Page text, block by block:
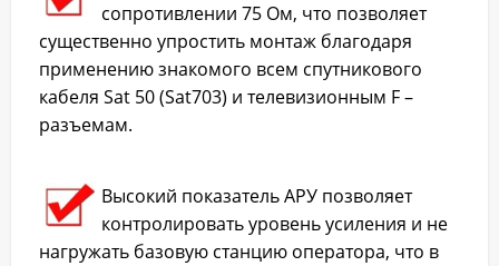
сопротивлении 75 Ом, что позволяет
существенно упростить монтаж благодаря
применению знакомого всем спутникового
кабеля Sat 50 (Sat703) и телевизионным F –
разъемам.
Высокий показатель АРУ позволяет
контролировать уровень усиления и не
нагружать базовую станцию оператора, что в